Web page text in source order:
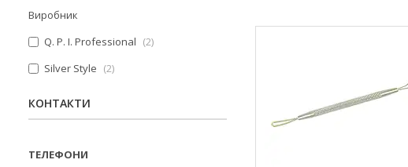
Виробник
Q. P. I. Professional
2
Silver Style
2
КОНТАКТИ